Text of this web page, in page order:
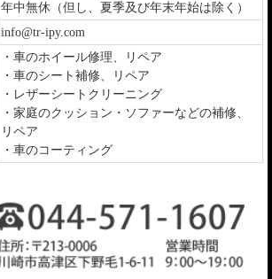
年中無休（但し、夏季及び年末年始は除く）
info@tr-ipy.com
・車のホイール修理、リペア
・車のシート補修、リペア
・レザーシートクリーニング
・家庭のクッション・ソファーなどの補修、
リペア
・車のコーティング